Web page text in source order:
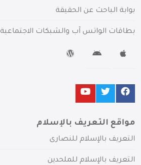
بوابة الباحث عن الحقيقة
بطاقات الواتس آب والشبكات الاجتماعية
مواقع التعريف بالإسلام
التعريف بالإسلام للنصارى
التعريف بالإسلام للملحدين